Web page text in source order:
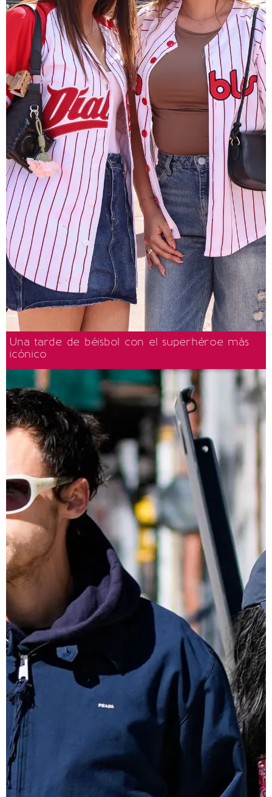
Una tarde de béisbol con el superhéroe más
icónico